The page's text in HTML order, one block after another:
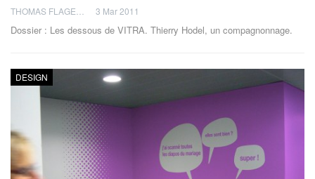
3 Mar 2011
Dossier : Les dessous de VITRA. Thierry Hodel, un compagnonnage.
DESIGN